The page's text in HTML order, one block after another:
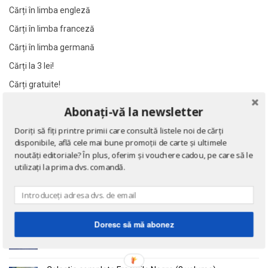
Al James
Al. Alexianu
Al. Caprariu
Al. Dumitrescu
Alain Besancon
Alain Bombard
Alain Danielou
Alain Lallemand
Alain Manevy
Alan Dean Foster
Al James
Al. Alexianu
Al. Caprariu
Al. Dumitrescu
Alain Besancon
Alain Bombard
Alain Danielou
Alain Lallemand
Alain Manevy
Alan Dean Foster
Cărți în limba engleză
Cărți în limba franceză
Cărți în limba germană
Cărți la 3 lei!
Cărți gratuite!
Eseuri
de Emil Cioran
Doctrina sau Cele patru carti clasice ale Chinei
Abonați-vă la newsletter
Doriți să fiți printre primii care consultă listele noi de cărți
disponibile, află cele mai bune promoții de carte și ultimele
noutăți editoriale? În plus, oferim și vouchere cadou, pe care să le
utilizați la prima dvs. comandă.
Doresc să mă abonez